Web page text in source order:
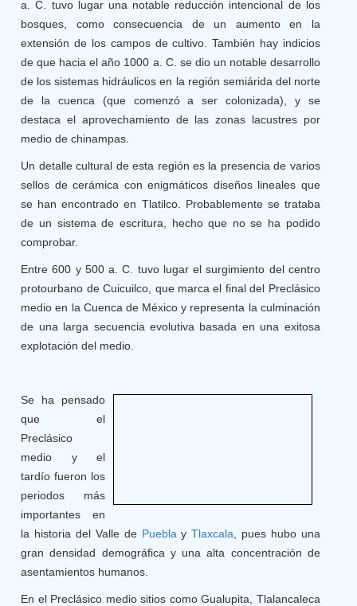
a. C. tuvo lugar una notable reducción intencional de los
bosques, como consecuencia de un aumento en la
extensión de los campos de cultivo. También hay indicios
de que hacia el año 1000 a. C. se dio un notable desarrollo
de los sistemas hidráulicos en la región semiárida del norte
de la cuenca (que comenzó a ser colonizada), y se
destaca el aprovechamiento de las zonas lacustres por
medio de chinampas.
Un detalle cultural de esta región es la presencia de varios
sellos de cerámica con enigmáticos diseños lineales que
se han encontrado en Tlatilco. Probablemente se trataba
de un sistema de escritura, hecho que no se ha podido
comprobar.
Entre 600 y 500 a. C. tuvo lugar el surgimiento del centro
protourbano de Cuicuilco, que marca el final del Preclásico
medio en la Cuenca de México y representa la culminación
de una larga secuencia evolutiva basada en una exitosa
explotación del medio.
Se ha pensado
que el
Preclásico
medio y el
tardío fueron los
periodos más
importantes en
la historia del Valle de Puebla yTlaxcala , pues hubo una
gran densidad demográfica y una alta concentración de
asentamientos humanos.
En el Preclásico medio sitios como Gualupita, Tlalancaleca